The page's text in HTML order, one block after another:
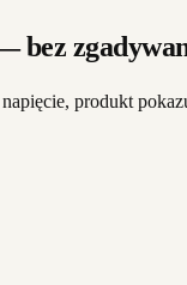
bez
produkt